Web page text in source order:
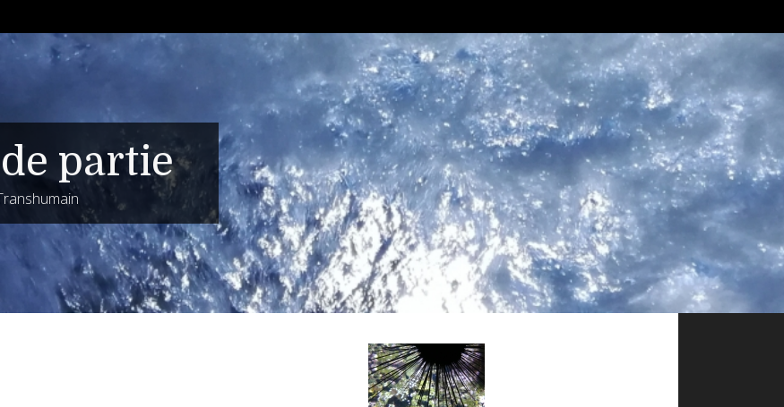
partie